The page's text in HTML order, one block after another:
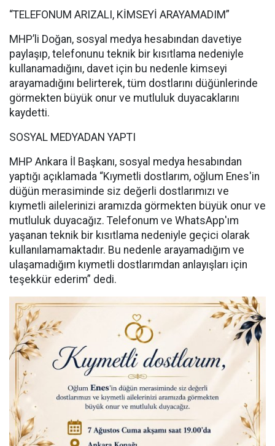
“TELEFONUM ARIZALI, KİMSEYİ ARAYAMADIM”
MHP’li Doğan, sosyal medya hesabından davetiye
paylaşıp, telefonunu teknik bir kısıtlama nedeniyle
kullanamadığını, davet için bu nedenle kimseyi
arayamadığını belirterek, tüm dostlarını düğünlerinde
görmekten büyük onur ve mutluluk duyacaklarını
kaydetti.
SOSYAL MEDYADAN YAPTI
MHP Ankara İl Başkanı, sosyal medya hesabından
yaptığı açıklamada “Kıymetli dostlarım, oğlum Enes'in
düğün merasiminde siz değerli dostlarımızı ve
kıymetli ailelerinizi aramızda görmekten büyük onur ve
mutluluk duyacağız. Telefonum ve WhatsApp'ım
yaşanan teknik bir kısıtlama nedeniyle geçici olarak
kullanılamamaktadır. Bu nedenle arayamadığım ve
ulaşamadığım kıymetli dostlarımdan anlayışları için
teşekkür ederim” dedi.